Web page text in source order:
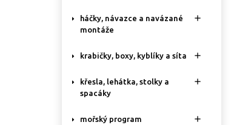
háčky, návazce a navázané
montáže

krabičky, boxy, kyblíky a síta 
křesla, lehátka, stolky a
spacáky

mořský program 